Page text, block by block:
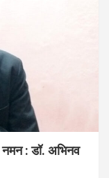
नमन : डॉ. अभिनव